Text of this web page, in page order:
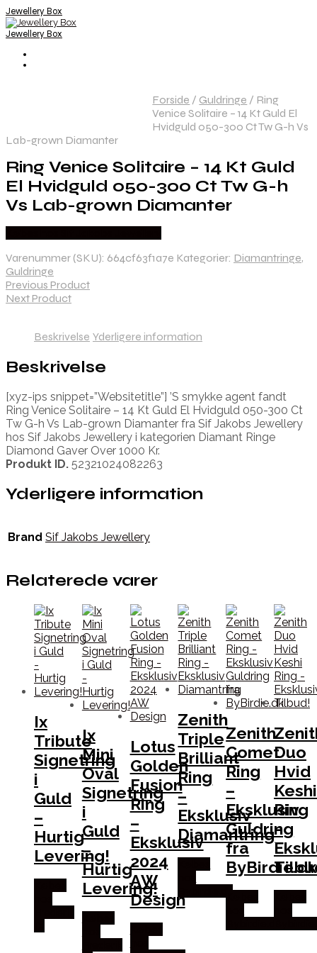
Jewellery Box
Jewellery Box
Forside / Guldringe / Ring
Venice Solitaire – 14 Kt Guld El
Hvidguld 050-300 Ct Tw G-h Vs
Lab-grown Diamanter
Ring Venice Solitaire – 14 Kt Guld
El Hvidguld 050-300 Ct Tw G-h
Vs Lab-grown Diamanter
Varenummer (SKU): 664cf63f1a7e Kategorier: Diamantringe,
Guldringe
Previous Product
Next Product
Beskrivelse Yderligere information
Beskrivelse
[xyz-ips snippet=”Websitetitle”] ’S smykke agent fandt
Ring Venice Solitaire – 14 Kt Guld El Hvidguld 050-300 Ct
Tw G-h Vs Lab-grown Diamanter fra Sif Jakobs Jewellery
hos Sif Jakobs Jewellery i kategorien Diamant Ringe
Diamond Gaver Over 1000 Kr.
Produkt ID. 52321024082263
Yderligere information
Brand Sif Jakobs Jewellery
Relaterede varer
Ix
Tribute
Signetring
i
Guld
–
Hurtig
Levering!
Ix
Mini
Oval
Signetring
i
Guld
–
Hurtig
Levering!
Lotus
Golden
Fusion
Ring
–
Eksklusiv
2024
AW
Design
Zenith
Triple
Brilliant
Ring
–
Eksklusiv
Diamantring
Bybirdie.dk
Zenith
Comet
Ring
–
Eksklusiv
Guldring
fra
ByBirdie.dk
Duo
Hvid
Keshi
Ring
–